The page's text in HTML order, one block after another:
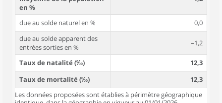
en %
due au solde naturel en %
0,0
due au solde apparent des
entrées sorties en %
–1,2
Taux de natalité (‰)
12,3
Taux de mortalité (‰)
12,3
Les données proposées sont établies à périmètre géographique